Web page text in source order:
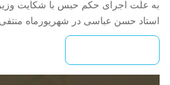
به علت اجرای حکم حبس با شکایت
استاد حسن عباسی در شهریورماه